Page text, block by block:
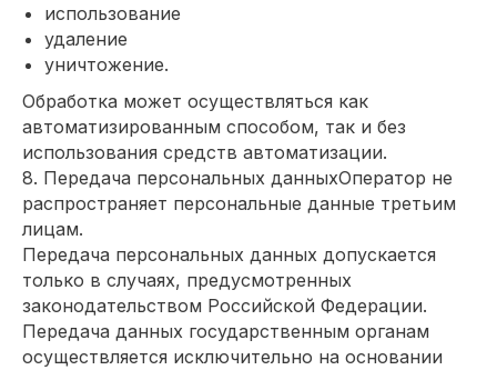
использование
удаление
уничтожение.
Обработка может осуществляться как
автоматизированным способом, так и без
использования средств автоматизации.
8. Передача персональных данныхОператор не
распространяет персональные данные третьим
лицам.
Передача персональных данных допускается
только в случаях, предусмотренных
законодательством Российской Федерации.
Передача данных государственным органам
осуществляется исключительно на основании